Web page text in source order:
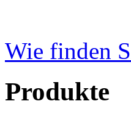
Wie finden
Produkte